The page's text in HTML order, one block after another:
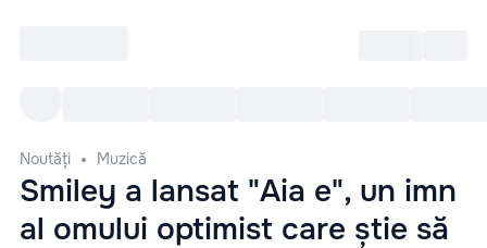
Noutăți Muzică
Smiley a lansat "Aia e", un imn
al omului optimist care știe să